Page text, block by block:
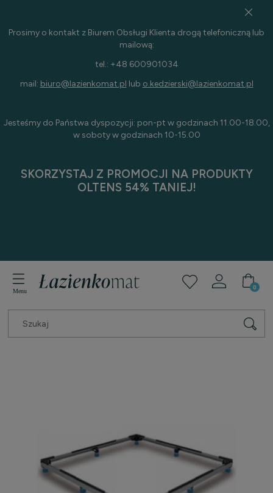
Prosimy o kontakt z Biurem Obsługi Klienta drogą telefoniczną lub
mailową:
tel.: +48 600901034
mail: biuro@lazienkomat.pl lub o.kedzierski@lazienkomat.pl
Jesteśmy do Państwa dyspozycji: pon-pt w godzinach 11.00-18.00,
w soboty w godzinach 10-15.00
SKORZYSTAJ Z PROMOCJI NA PRODUKTY
OLTENS 54% TANIEJ!